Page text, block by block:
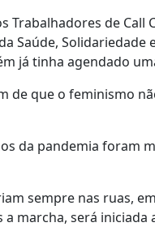
de Call
Solidariedade e
já tinha agendado
de que o feminismo
da pandemia foram
sempre nas ruas,
marcha, será iniciada